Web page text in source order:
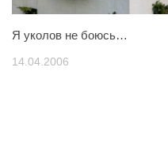
Я уколов не боюсь…
14.04.2006